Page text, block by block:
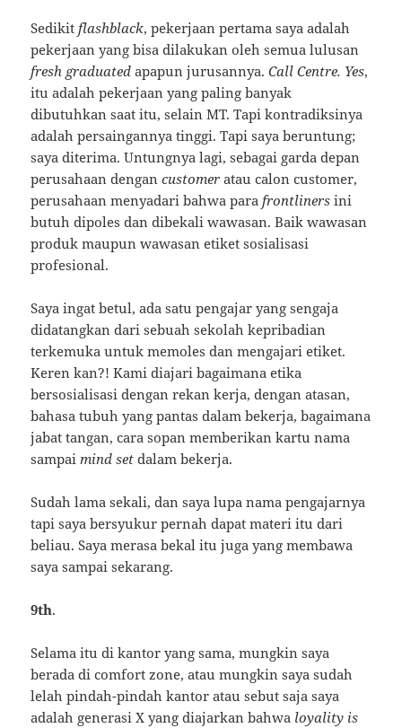
Sedikitflashblack, pekerjaan pertama saya adalah
pekerjaan yang bisa dilakukan oleh semua lulusan
fresh graduated apapun jurusannya.Call Centre. Yes,
itu adalah pekerjaan yang paling banyak
dibutuhkan saat itu, selain MT. Tapi kontradiksinya
adalah persaingannya tinggi. Tapi saya beruntung;
saya diterima. Untungnya lagi, sebagai garda depan
perusahaan dengancustomer atau calon customer,
perusahaan menyadari bahwa parafrontliners ini
butuh dipoles dan dibekali wawasan. Baik wawasan
produk maupun wawasan etiket sosialisasi
profesional.
Saya ingat betul, ada satu pengajar yang sengaja
didatangkan dari sebuah sekolah kepribadian
terkemuka untuk memoles dan mengajari etiket.
Keren kan?! Kami diajari bagaimana etika
bersosialisasi dengan rekan kerja, dengan atasan,
bahasa tubuh yang pantas dalam bekerja, bagaimana
jabat tangan, cara sopan memberikan kartu nama
sampaimind set dalam bekerja.
Sudah lama sekali, dan saya lupa nama pengajarnya
tapi saya bersyukur pernah dapat materi itu dari
beliau. Saya merasa bekal itu juga yang membawa
saya sampai sekarang.
9th.
Selama itu di kantor yang sama, mungkin saya
berada di comfort zone, atau mungkin saya sudah
lelah pindah-pindah kantor atau sebut saja saya
adalah generasi X yang diajarkan bahwa loyality is